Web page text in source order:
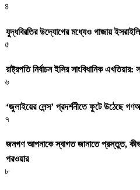
৪
যুদ্ধবিরতির উদ্যোগের মধ্যেও গাজায়
৫
রাষ্ট্রপতি নির্বাচন ইসির সাংবিধানিক
৬
‘জুলাইয়ের লেন্স’ প্রদর্শনীতে ফুটে উঠেছে
৭
জনগণ আপনাকে স্বাগত জানাতে প্রস্তুত,
পরওয়ার
৮